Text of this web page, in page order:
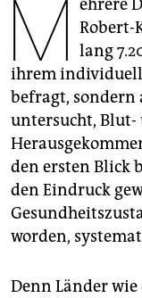
verlag
verlag
veranstaltungen
shop
fragen & hilfe
unterstützen
abo
epaper login
M ehrere
Robert-
lang
ihrem
befragt, sondern
untersucht,
den ersten Blick
den Eindruck
worden,
Denn Länder wie